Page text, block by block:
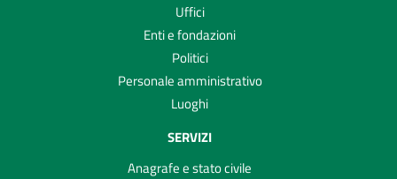
Uffici
Enti e fondazioni
Politici
Personale amministrativo
Luoghi
SERVIZI
Anagrafe e stato civile